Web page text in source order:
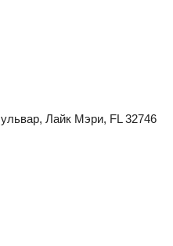
Лайк Мэри, FL 32746